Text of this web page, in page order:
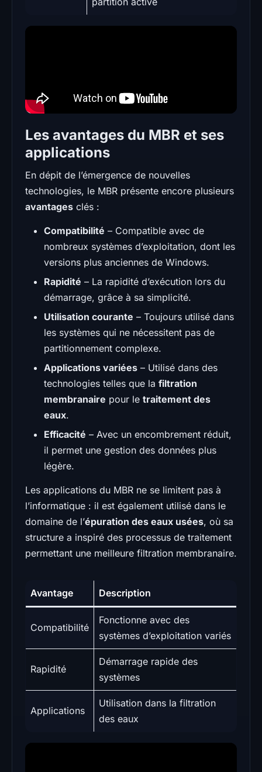
Les avantages du MBR et ses
applications
En dépit de l’émergence de nouvelles
technologies, le MBR présente encore plusieurs
avantages clés :
Compatibilité – Compatible avec de
nombreux systèmes d’exploitation, dont les
versions plus anciennes de Windows.
Rapidité – La rapidité d’exécution lors du
démarrage, grâce à sa simplicité.
Utilisation courante – Toujours utilisé dans
les systèmes qui ne nécessitent pas de
partitionnement complexe.
Applications variées – Utilisé dans des
technologies telles que la filtration
membranaire pour le traitement des
eaux.
Efficacité – Avec un encombrement réduit,
il permet une gestion des données plus
légère.
Les applications du MBR ne se limitent pas à
l’informatique : il est également utilisé dans le
domaine de l’épuration des eaux usées, où sa
structure a inspiré des processus de traitement
permettant une meilleure filtration membranaire.
Avantage Description
Compatibilité
Fonctionne avec des
systèmes d’exploitation variés
Rapidité
Démarrage rapide des
systèmes
Applications
Utilisation dans la filtration
des eaux